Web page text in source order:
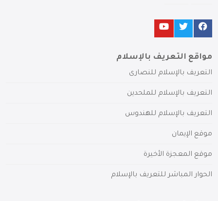
مواقع التعريف بالإسلام
التعريف بالإسلام للنصارى
التعريف بالإسلام للملحدين
التعريف بالإسلام للهندوس
موقع الإيمان
موقع المعجزة الأخيرة
الحوار المباشر للتعريف بالإسلام